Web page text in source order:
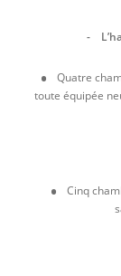
-
Quatre
toute équipée
Cinq